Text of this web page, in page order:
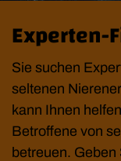
Experten-
Sie suchen
seltenen
kann Ihnen
Betroffene von
betreuen. Geben